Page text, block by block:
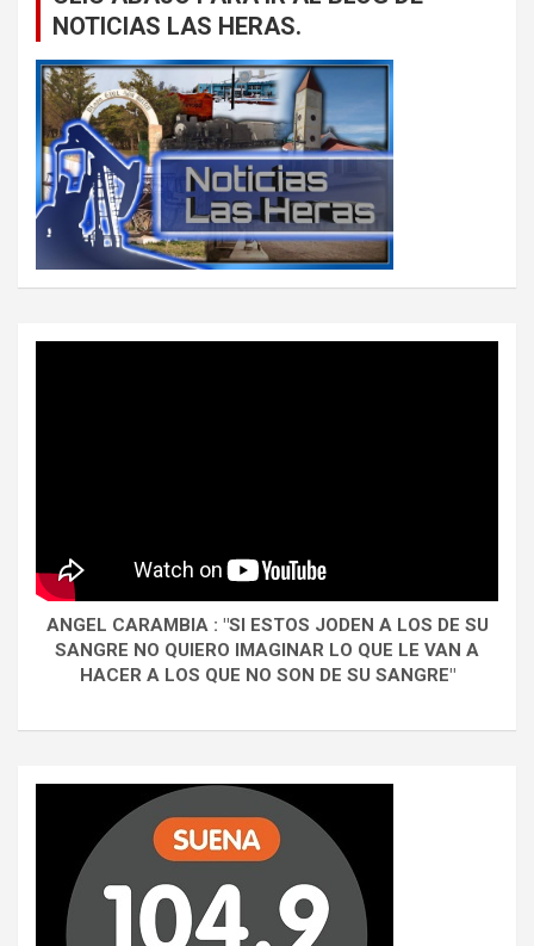
NOTICIAS LAS HERAS.
ANGEL CARAMBIA : "SI ESTOS JODEN A LOS DE SU
SANGRE NO QUIERO IMAGINAR LO QUE LE VAN A
HACER A LOS QUE NO SON DE SU SANGRE"